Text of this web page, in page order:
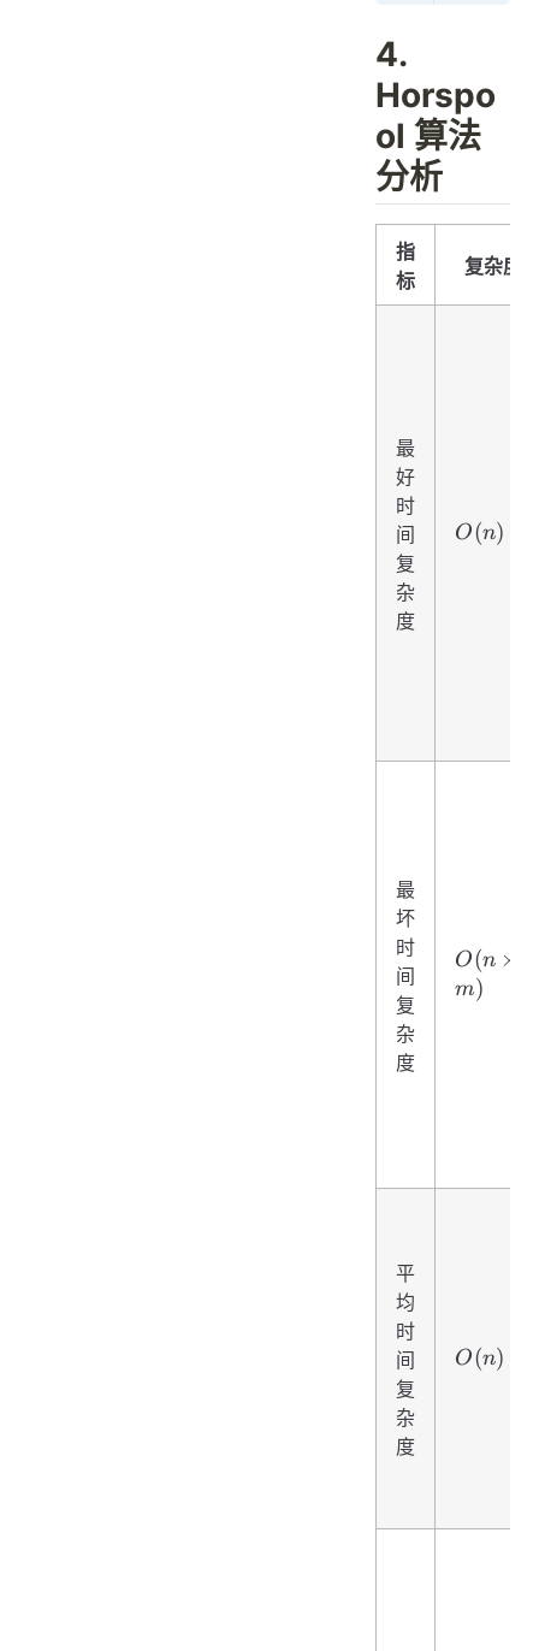
4.
Horspo
ol 算法
分析
指
标
复杂度
最
好
时
间
复
杂
度
O(n)
O(n)
最
坏
时
间
复
杂
度
O(n
\times
O(n ×
m)
平
均
时
间
复
杂
度
O(n)
O(n)